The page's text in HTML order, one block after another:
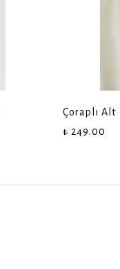
Çoraplı Alt
₺ 249.00